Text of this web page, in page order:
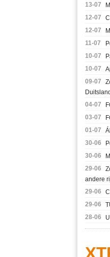
13-07
12-07
12-07
11-07
10-07
10-07
09-07
04-07
03-07
01-07
30-06
30-06
29-06
andere
29-06
29-06
28-06